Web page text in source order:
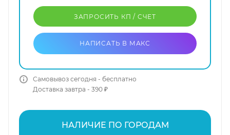
ЗАПРОСИТЬ КП / CЧЕТ
НАПИСАТЬ В МАКС
Самовывоз сегодня - бесплатно
Доставка завтра - 390 ₽
НАЛИЧИЕ ПО ГОРОДАМ